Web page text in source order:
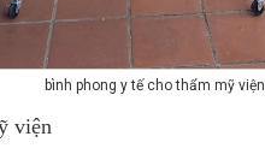
bình phong y tế cho thẩm mỹ viện
viện